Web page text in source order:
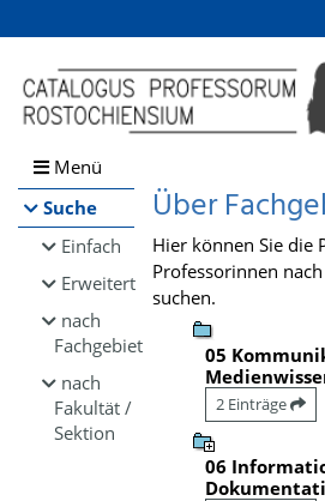
Browsen
direkt zum Inhalt
Menü
Suche
Einfach
Erweitert
nach
Fachgebiet
nach
Fakultät /
Sektion
Über
Hier können Sie die
Professorinnen
suchen.
05
2 Einträge
06